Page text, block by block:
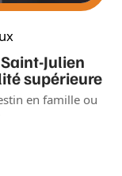
Julien
supérieure
en famille ou